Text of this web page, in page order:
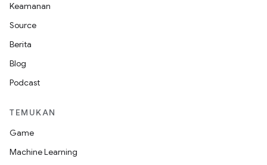
Keamanan
Source
Berita
Blog
Podcast
TEMUKAN
Game
Machine Learning